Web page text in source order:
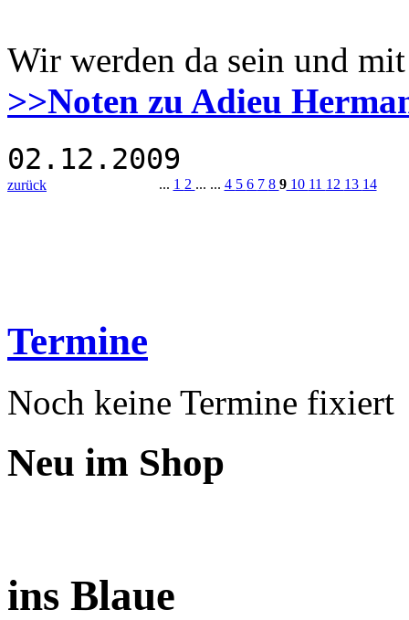
Wir werden da sein und
>>Noten zu Adieu
02.12.2009
zurück ... 1 2 ... ... 4 5 6 7 8 910 11 12 13 14
Termine
Noch keine Termine fixiert
Neu im Shop
ins Blaue